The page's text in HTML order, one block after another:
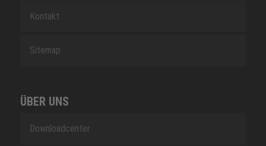
Kontakt
Sitemap
ÜBER UNS
Downloadcenter